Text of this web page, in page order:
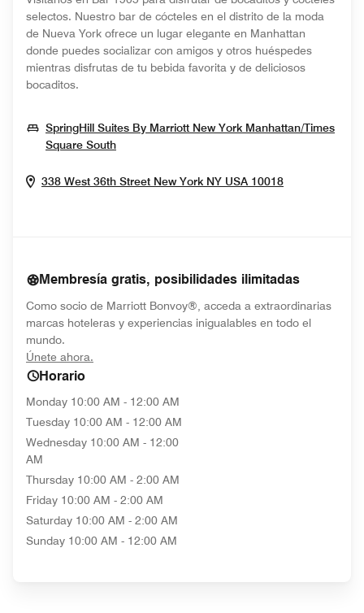
selectos. Nuestro bar de cócteles en el distrito de la moda
de Nueva York ofrece un lugar elegante en Manhattan
donde puedes socializar con amigos y otros huéspedes
mientras disfrutas de tu bebida favorita y de deliciosos
bocaditos.
SpringHill Suites By Marriott New York Manhattan/Times
Square SouthOpens In New Window
338 West 36th Street New York NY USA 10018Opens In
Membresía gratis, posibilidades ilimitadas
Como socio de Marriott Bonvoy®, acceda a extraordinarias
marcas hoteleras y experiencias inigualables en todo el
mundo.
Únete ahora.
Horario
Monday 10:00 AM - 12:00 AM
Tuesday 10:00 AM - 12:00 AM
Wednesday 10:00 AM - 12:00
AM
Thursday 10:00 AM - 2:00 AM
Friday 10:00 AM - 2:00 AM
Saturday 10:00 AM - 2:00 AM
Sunday 10:00 AM - 12:00 AM